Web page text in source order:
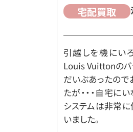
宅配買取
引越しを機にい
Louis Vuittonのバ
だいぶあったので
たが・・・自宅に
システムは非常に
いました。